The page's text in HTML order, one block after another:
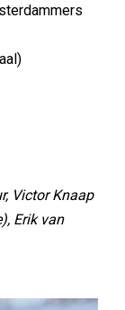
Victor Knaap
Erik van